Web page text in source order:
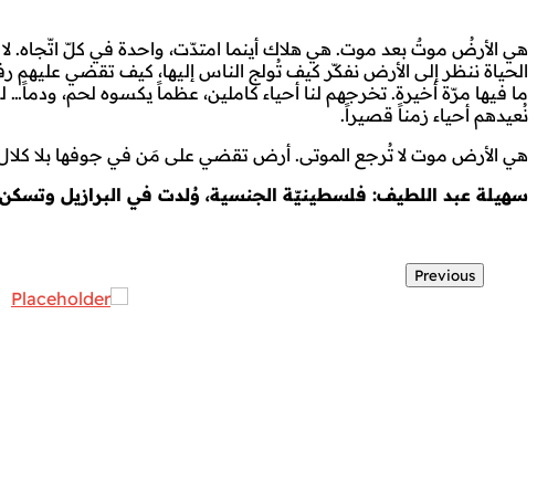
هي الأرضُ موتٌ بعد موت. هي هلاك أينما امتدّت، واحدة في كلّ اتّجاه. لا
الحياة ننظر إلى الأرض نفكّر كيف تُولج الناس إليها، كيف تقضي عليهم
ما فيها مرّة أخيرة. تخرجهم لنا أحياء كاملين، عظماً يكسوه لحم،
نُعيدهم أحياء زمناً قصيراً.
هي الأرض موت لا تُرجع الموتى. أرض تقضي على مَن في جوفها بلا
سهيلة عبد اللطيف: فلسطينيّة الجنسية، وُلدت في البرازيل وتسكن
Previous